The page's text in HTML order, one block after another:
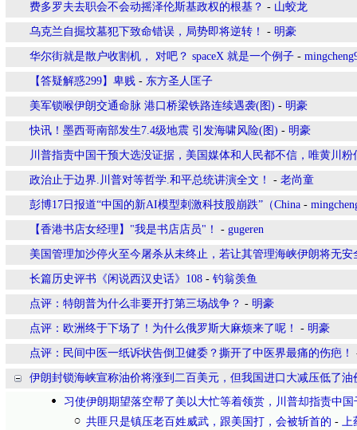
费多罗夫去职会不会动摇泽伦斯基政权的根基？ - 山蛟龙
乌克兰自掘坟墓犯下致命错误，局势即将逆转！ - 明豪
华尔街就是散户收割机， 对吧？ spaceX 就是一个例子 -
【答疑解惑299】卑贱 - 东方圣人匡子
美军锁喉伊朗交通命脉 港口桥梁铁路连续遇袭(图) - 明豪
快讯！墨西哥南部发生7.4级地震 引发海啸风险(图) - 明豪
川普指责中国干预大选没证据，美国媒体和人民都不信，唯黄川粉
政治止于边界.川普对等哲学.和平总统讲演全文！ - 老尚童
彭博17日报道“中国的新AI模型刺激科技股崩跌”（China -
【香港书店女经理】"我是书店店员"！ - gugeren
美国管理加沙停火至今屠杀从未终止，若让其管理海峡伊朗将无安
长篇历史评书《闲说西汉史话》108 - 钓翁羡鱼
点评：特朗普为什么非要开打第三场战争？ - 明豪
点评：欧洲终于下场了！为什么俄罗斯大麻烦来了呢！ - 明豪
点评：民间中医一纸诉状告倒卫健委？撕开了中医界最痛的伤疤！
伊朗封锁海峡宣称油价将涨到二百美元，但我国进口大减压低了油
习使伊朗期望落空帮了美以大忙等着领赏，川普却指责中国
共匪只是镇压老百姓威武，跟美国打，会被斩首的 - 上